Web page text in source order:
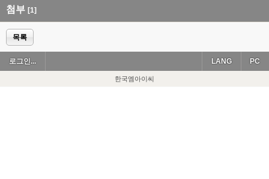
첨부 [1]
목록
로그인... PC
LANG
한국엠아이씨